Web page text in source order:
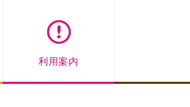
利用案内